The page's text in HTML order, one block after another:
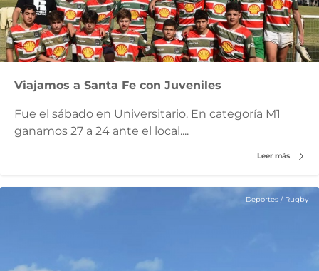
Viajamos a Santa Fe con Juveniles
Fue el sábado en Universitario. En categoría M1
ganamos 27 a 24 ante el local....
Leer más
Deportes / Rugby